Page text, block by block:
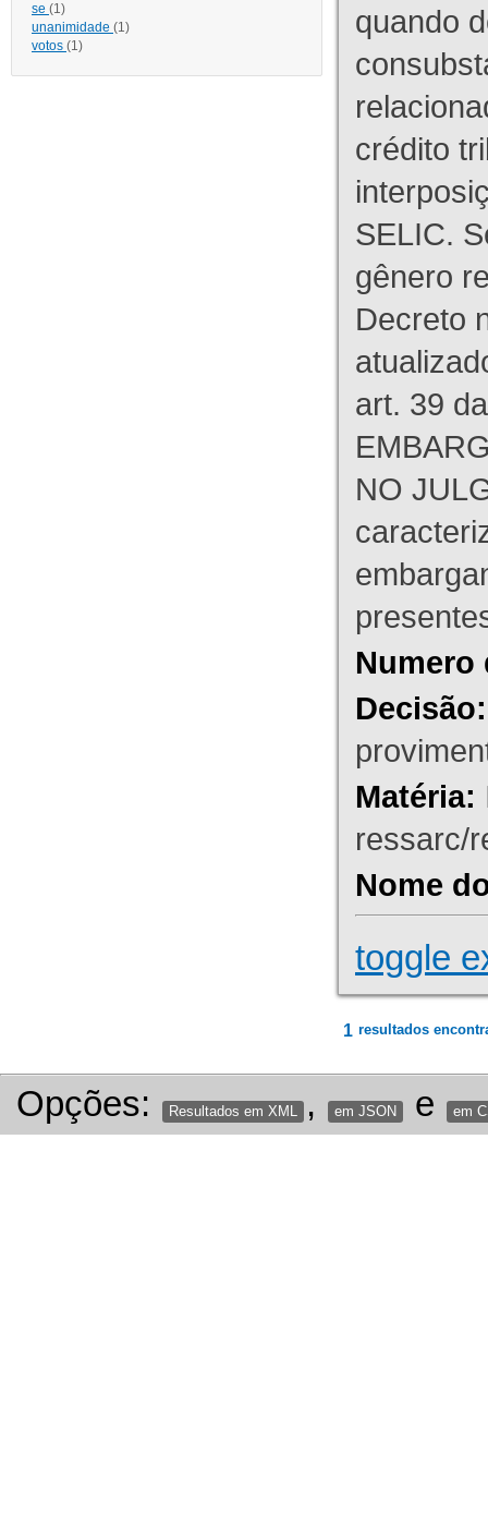
se (1)
unanimidade (1)
votos (1)
quando
crédito
SELIC.
gênero
Decreto
art. 39
NO
Numero
Decisão:
Matéria:
ressarc/
Nome
toggle
1 resultados
Opções: Resultados em XML , em JSON e em